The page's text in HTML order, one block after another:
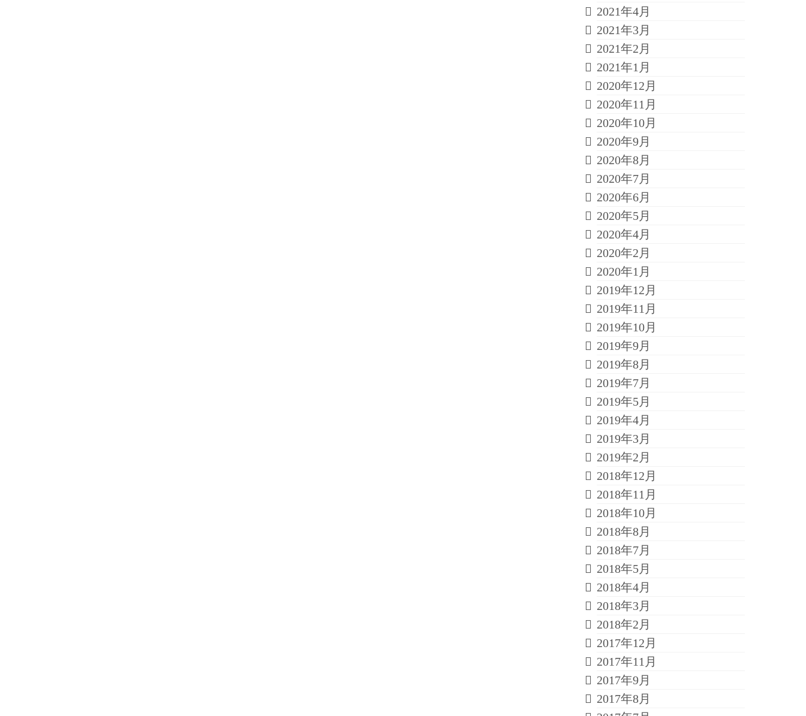
2021年4月
2021年3月
2021年2月
2021年1月
2020年12月
2020年11月
2020年10月
2020年9月
2020年8月
2020年7月
2020年6月
2020年5月
2020年4月
2020年2月
2020年1月
2019年12月
2019年11月
2019年10月
2019年9月
2019年8月
2019年7月
2019年5月
2019年4月
2019年3月
2019年2月
2018年12月
2018年11月
2018年10月
2018年8月
2018年7月
2018年5月
2018年4月
2018年3月
2018年2月
2017年12月
2017年11月
2017年9月
2017年8月